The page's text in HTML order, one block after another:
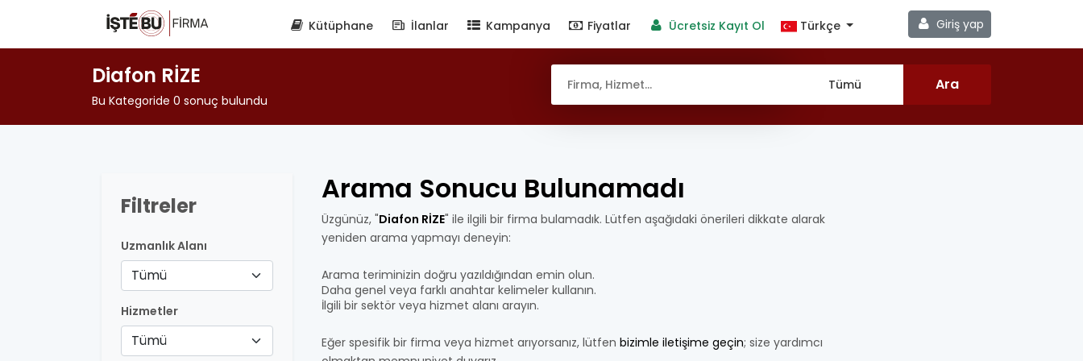
Giriş yap
Kütüphane İlanlar Kampanya Fiyatlar Ücretsiz Kayıt Ol Türkçe
Diafon RİZE
Bu Kategoride 0 sonuç bulundu
Filtreler
Uzmanlık Alanı
Tümü
Hizmetler
Tümü
Arama Sonucu Bulunamadı
Üzgünüz, "Diafon RİZE" ile ilgili bir firma bulamadık. Lütfen aşağıdaki önerileri dikkate alarak
yeniden arama yapmayı deneyin:
Arama teriminizin doğru yazıldığından emin olun.
Daha genel veya farklı anahtar kelimeler kullanın.
İlgili bir sektör veya hizmet alanı arayın.
Eğer spesifik bir firma veya hizmet arıyorsanız, lütfen bizimle iletişime geçin; size yardımcı